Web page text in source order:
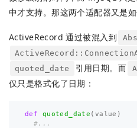
中才支持。那这两个适配器又是
ActiveRecord 通过被混入到
quoted_date 引用日期。而
仅只是格式化了日期：
def quoted_date ( value )
#...